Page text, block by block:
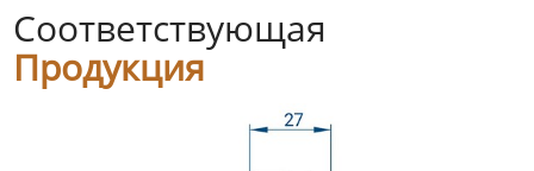
Соответствующая
Продукция